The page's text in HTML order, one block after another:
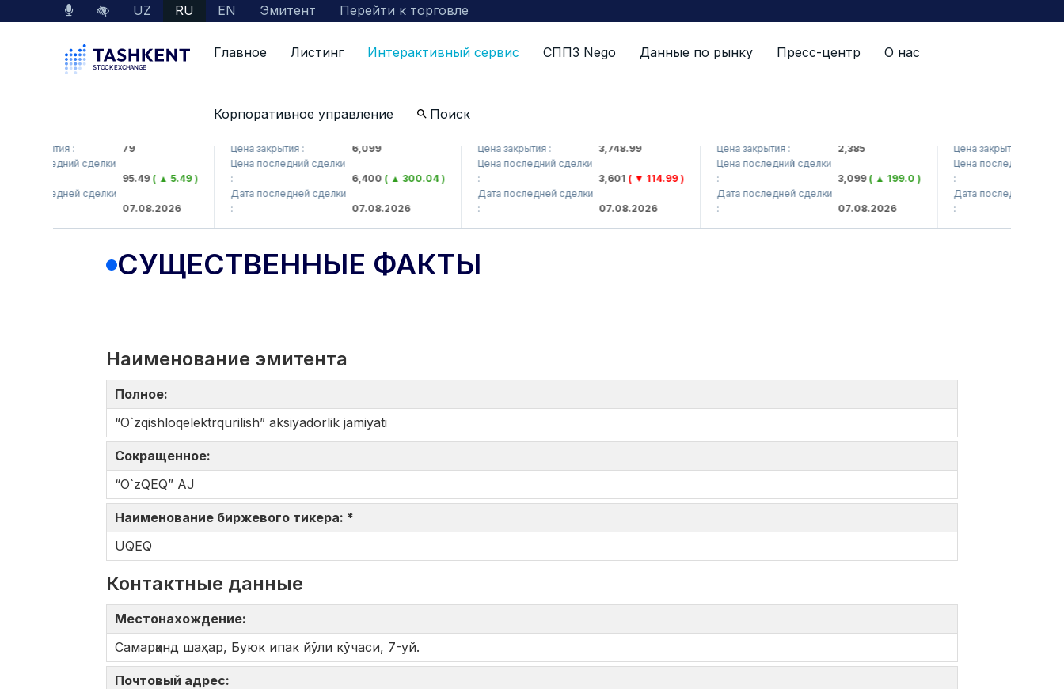
UZ RU EN Эмитент Перейти к торговле
Главное Листинг Интерактивный сервис СППЗ Nego Данные по рынку Пресс-центр О нас
Корпоративное управление Поиск
закрытия :
79
последний сделки
95.49( ▲ 5.49 )
последней сделки
07.08.2026
Цена закрытия :
6,099
Цена последний сделки
6,400( ▲ 300.04 )
Дата последней сделки
07.08.2026
Цена закрытия :
3,748.99
Цена последний сделки
3,601( ▼ 114.99 )
Дата последней сделки
07.08.2026
Цена закрытия :
2,385
Цена последний сделки
3,099( ▲ 199.0 )
Дата последней сделки
07.08.2026
Цена закрытия :
Цена последний сделки
Дата последней сделки
СУЩЕСТВЕННЫЕ ФАКТЫ
Наименование эмитента
Полное:
“O`zqishloqelektrqurilish” aksiyadorlik jamiyati
Сокращенное:
“O`zQEQ” AJ
Наименование биржевого тикера: *
UQEQ
Контактные данные
Местонахождение:
Самарқанд шаҳар, Буюк ипак йўли кўчаси, 7-уй.
Почтовый адрес: